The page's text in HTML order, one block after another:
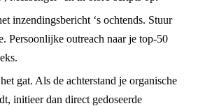
inzendingsbericht ‘s ochtends. Stuur
Persoonlijke outreach naar je top-50
gat. Als de achterstand je organische
initieer dan direct gedoseerde